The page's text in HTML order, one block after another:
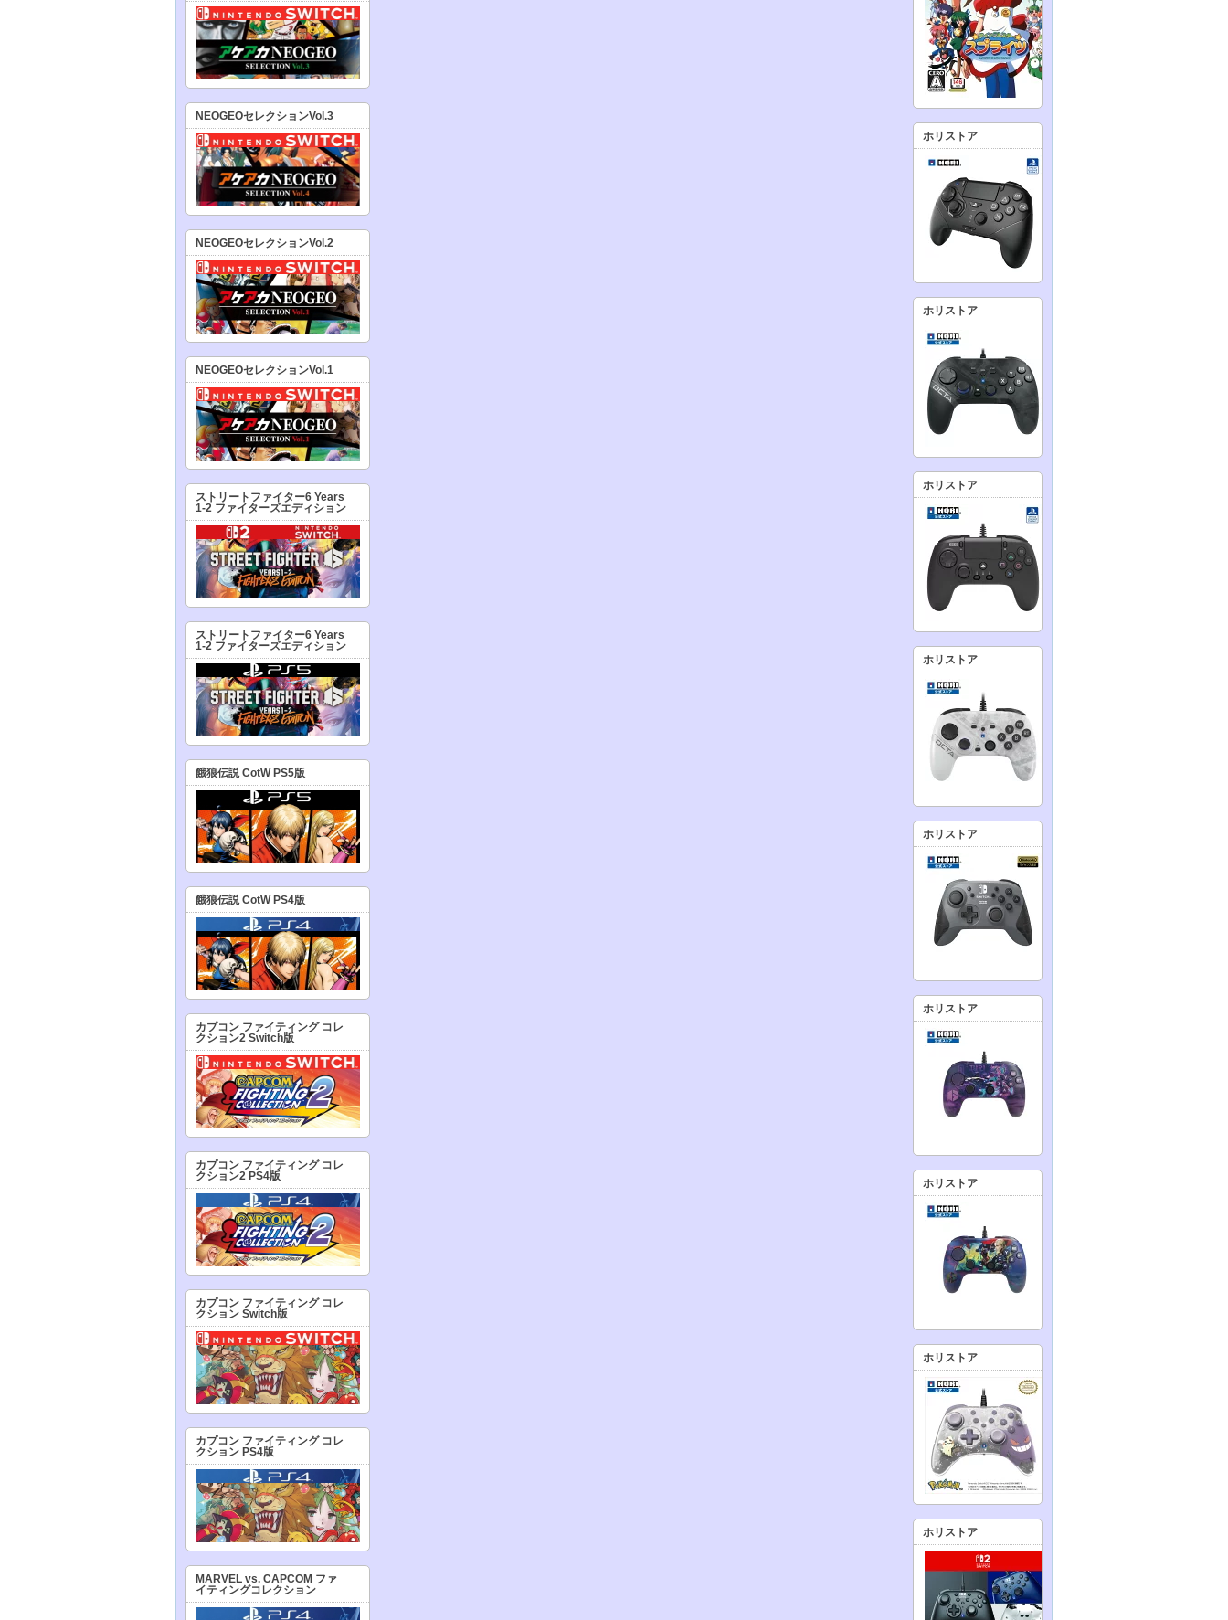
NEOGEOセレクションVol.3
NEOGEOセレクションVol.2
NEOGEOセレクションVol.1
ストリートファイター6 Years
1-2 ファイターズエディション
ストリートファイター6 Years
1-2 ファイターズエディション
餓狼伝説 CotW PS5版
餓狼伝説 CotW PS4版
カプコン ファイティング コレ
クション2 Switch版
カプコン ファイティング コレ
クション2 PS4版
カプコン ファイティング コレ
クション Switch版
カプコン ファイティング コレ
クション PS4版
MARVEL vs. CAPCOM ファ
イティングコレクション
ホリストア
ホリストア
ホリストア
ホリストア
ホリストア
ホリストア
ホリストア
ホリストア
ホリストア